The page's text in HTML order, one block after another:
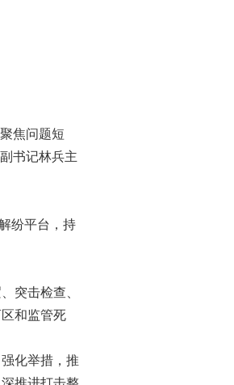
焦问题短
书记林兵主
纷平台，持
突击检查、
和监管死
化举措，推